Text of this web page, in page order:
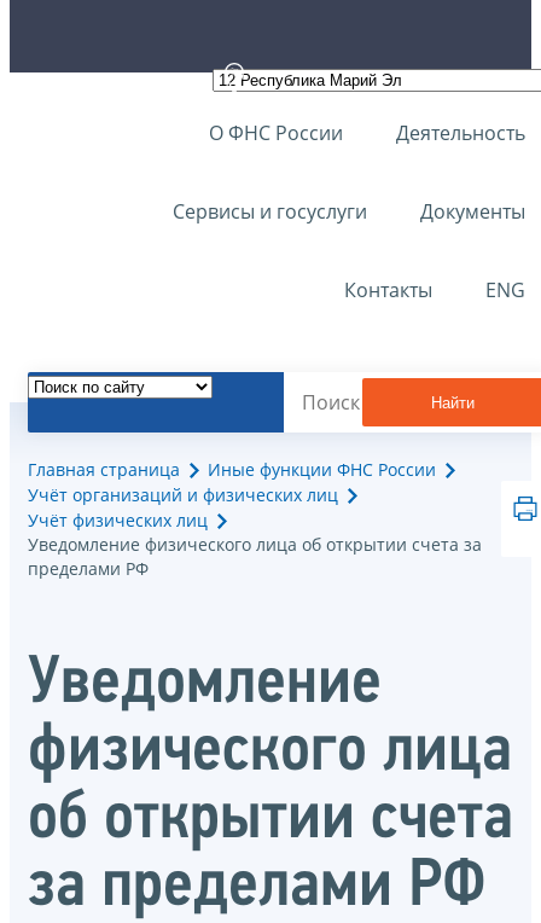
О ФНС России Деятельность
Сервисы и госуслуги Документы
Контакты ENG
Найти
Главная страница
Иные функции ФНС России
Учёт организаций и физических лиц
Учёт физических лиц
Уведомление физического лица об открытии счета за
пределами РФ
Уведомление
физического лица
об открытии счета
за пределами РФ